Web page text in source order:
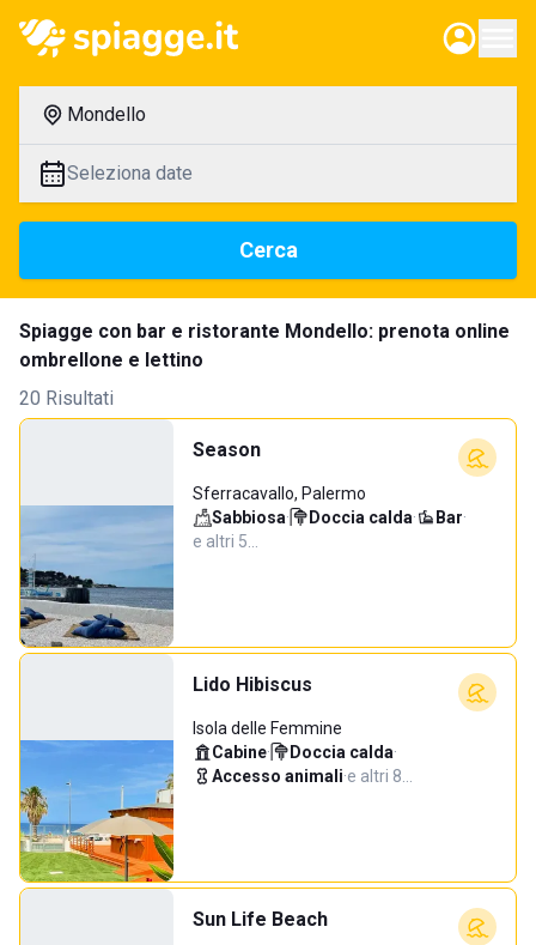
Mondello
Seleziona date
Cerca
Spiagge con bar e ristorante Mondello: prenota online
ombrellone e lettino
20 Risultati
Season
Sferracavallo, Palermo
Sabbiosa· Doccia calda· Bar·
e altri 5…
Lido Hibiscus
Isola delle Femmine
Cabine· Doccia calda·
Accesso animali·e altri 8…
Sun Life Beach